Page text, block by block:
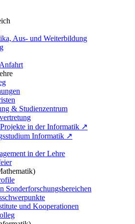
Aus- und Weiterbildung
& Studienzentrum
Projekte in der Informatik ↗
Informatik ↗
in der Lehre
Sonderforschungsbereichen
und Kooperationen